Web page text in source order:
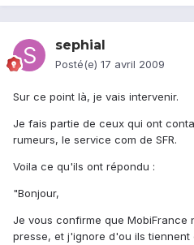
sephial
Posté(e) 17 avril 2009
Sur ce point là, je vais intervenir.
Je fais partie de ceux qui ont
rumeurs, le service com de SFR.
Voila ce qu'ils ont répondu :
"Bonjour,
Je vous confirme que
presse, et j'ignore d'ou ils tiennent